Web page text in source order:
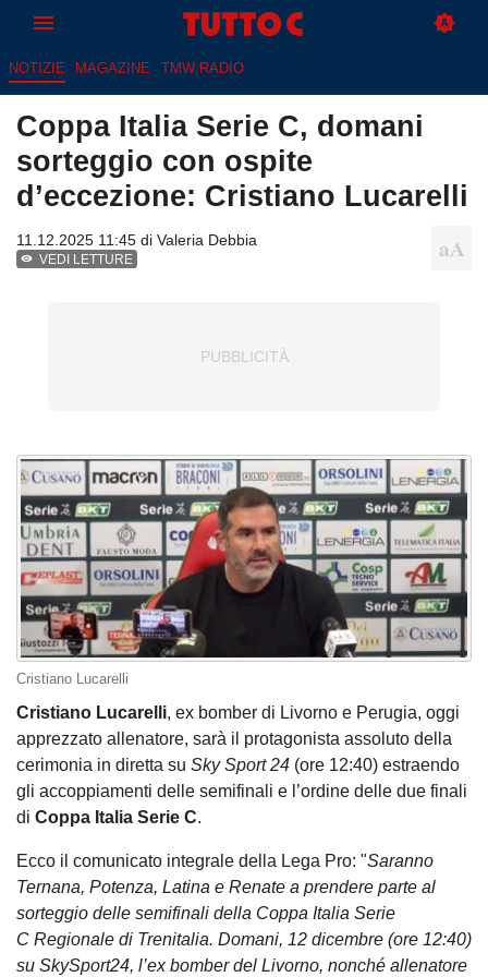
NOTIZIE MAGAZINE TMW RADIO
Coppa Italia Serie C, domani
sorteggio con ospite
d’eccezione: Cristiano Lucarelli
11.12.2025 11:45 di Valeria Debbia
VEDI LETTURE
Cristiano Lucarelli
Cristiano Lucarelli, ex bomber di Livorno e Perugia, oggi
apprezzato allenatore, sarà il protagonista assoluto della
cerimonia in diretta su Sky Sport 24 (ore 12:40) estraendo
gli accoppiamenti delle semifinali e l’ordine delle due finali
di Coppa Italia Serie C.
Ecco il comunicato integrale della Lega Pro: "Saranno
Ternana, Potenza, Latina e Renate a prendere parte al
sorteggio delle semifinali della Coppa Italia Serie
C Regionale di Trenitalia. Domani, 12 dicembre (ore 12:40)
su SkySport24, l’ex bomber del Livorno, nonché allenatore